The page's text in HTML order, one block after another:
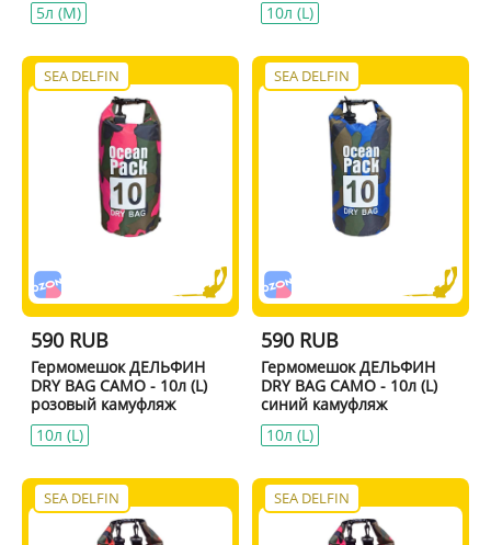
5л (M)
10л (L)
SEA DELFIN
590 RUB
Гермомешок ДЕЛЬФИН
DRY BAG CAMO - 10л (L)
розовый камуфляж
10л (L)
SEA DELFIN
590 RUB
Гермомешок ДЕЛЬФИН
DRY BAG CAMO - 10л (L)
синий камуфляж
10л (L)
SEA DELFIN SEA DELFIN